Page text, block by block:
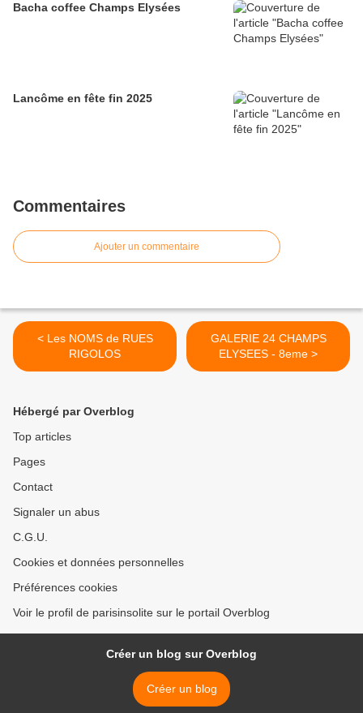
Bacha coffee Champs Elysées
Lancôme en fête fin 2025
Commentaires
Ajouter un commentaire
< Les NOMS de RUES
RIGOLOS
GALERIE 24 CHAMPS
ELYSEES - 8eme >
Hébergé par Overblog
Top articles
Pages
Contact
Signaler un abus
C.G.U.
Cookies et données personnelles
Préférences cookies
Voir le profil de parisinsolite sur le portail Overblog
Créer un blog sur Overblog
Créer un blog